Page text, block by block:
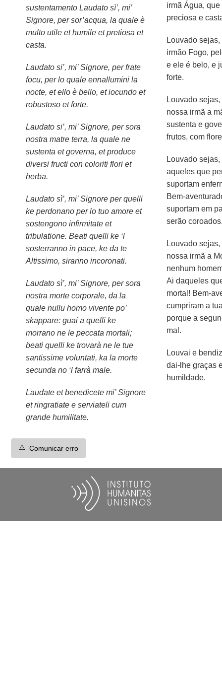
sustentamento Laudato sì’, mi’
Signore, per sor’acqua, la quale è
multo utile et humile et pretiosa et
casta.
Laudato si’, mi’ Signore, per frate
focu, per lo quale ennallumini la
nocte, et ello è bello, et iocundo et
robustoso et forte.
Laudato si’, mi’ Signore, per sora
nostra matre terra, la quale ne
sustenta et governa, et produce
diversi fructi con coloriti flori et
herba.
Laudato sì’, mi’ Signore per quelli
ke perdonano per lo tuo amore et
sostengono infirmitate et
tribulatione. Beati quelli ke ‘l
sosterranno in pace, ke da te
Altissimo, siranno incoronati.
Laudato sì’, mi’ Signore, per sora
nostra morte corporale, da la
quale nullu homo vivente po’
skappare: guai a quelli ke
morrano ne le peccata mortali;
beati quelli ke trovarà ne le tue
santissime voluntati, ka la morte
secunda no ‘l farrà male.
Laudate et benedicete mi’ Signore
et ringratiate e serviateli cum
grande humilitate.
irmã Água,
preciosa e
Louvado
irmão Fogo,
e ele é belo, e
forte.
Louvado
nossa irmã a
sustenta e
frutos, com
Louvado
aqueles que
suportam
Bem-
suportam em
serão
Louvado
nossa irmã a
nenhum
Ai daqueles
mortal! Bem-
cumpriram a
porque a
mal.
Louvai e
dai-lhe graças
humildade.
⚠️ Comunicar erro